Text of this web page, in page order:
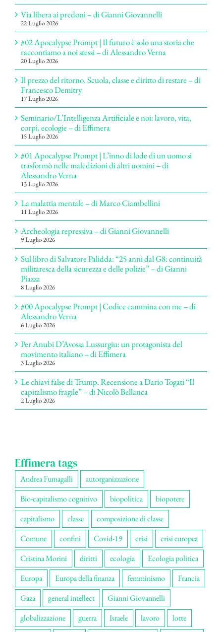
Via libera ai predoni – di Gianni Giovannelli
22 Luglio 2026
#02 Apocalypse Prompt | Il futuro è solo una storia che
raccontiamo a noi stessi – di Alessandro Verna
20 Luglio 2026
Il prezzo del ritorno. Scuola, classe e diritto di restare – di
Francesco Demitry
17 Luglio 2026
Seminario/L’Intelligenza Artificiale e noi: lavoro, vita,
corpi, ecologie – di Effimera
15 Luglio 2026
#01 Apocalypse Prompt | L’inno di lode di un uomo si
trasformò nelle maledizioni di altri uomini – di
Alessandro Verna
13 Luglio 2026
La malattia mentale – di Marco Ciambellini
11 Luglio 2026
Archeologia repressiva – di Gianni Giovannelli
9 Luglio 2026
Sul libro di Salvatore Palidda: “25 anni dal G8: continuità
militaresca della sicurezza e delle polizie” – di Gianni
Piazza
8 Luglio 2026
#00 Apocalypse Prompt | Codice cammina con me – di
Alessandro Verna
6 Luglio 2026
Per Anubi D’Avossa Lussurgiu: un protagonista del
movimento italiano – di Effimera
3 Luglio 2026
Le chiavi false di Trump. Recensione a Dario Togati “Il
capitalismo fragile” – di Nicolò Bellanca
2 Luglio 2026
Effimera tags
Andrea Fumagalli
autorganizzazione
Bio-capitalismo cognitivo
biopolitica
biopotere
capitalismo
classe
composizione di classe
Comune
confini Covid-19 crisi
crisi europea
Cristina Morini
diritti ecologia
Ecologia politica
Europa
Europa della finanza femminismo
Francia
Gaza
general intellect
Gianni Giovannelli
globalizzazione
guerra Israele lavoro lotte